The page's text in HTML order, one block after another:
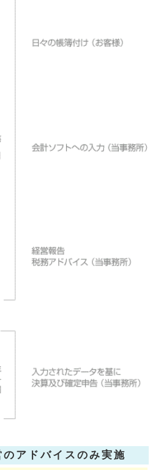
アドバイスのみ実施